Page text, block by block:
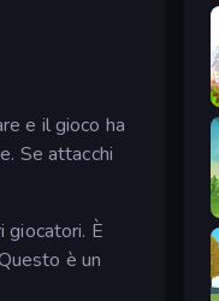
e il gioco ha
Se attacchi
giocatori. È
è un